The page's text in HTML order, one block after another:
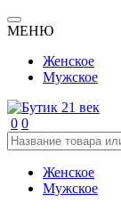
МЕНЮ
Женское
Мужское
0 0
Женское
Мужское